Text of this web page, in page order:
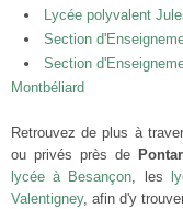
Lycée polyvalent
Section
Section
Montbéliard
Retrouvez de plus à
ou privés près de
lycée à Besançon, les
Valentigney, afin d'y